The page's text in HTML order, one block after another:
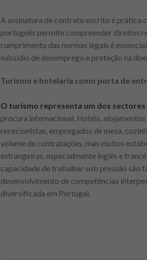
A assinatura de contrato escrito é prática
português permite compreender direitos
cumprimento das normas legais é
subsídio de desemprego e proteção na
Turismo e hotelaria como porta de
O turismo representa um dos
procura internacional. Hotéis,
rececionistas, empregados de mesa,
volume de contratações, mas muitos
estrangeiras, especialmente inglês e
capacidade de trabalhar sob pressão
desenvolvimento de competências
diversificada em Portugal.